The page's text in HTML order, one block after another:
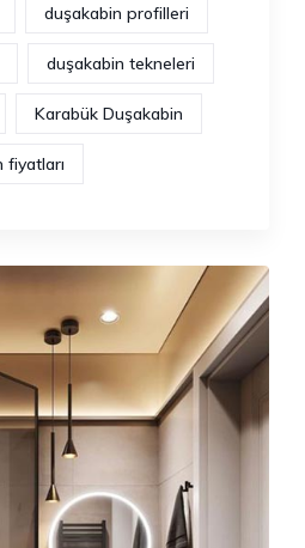
duşakabin profilleri
duşakabin tekneleri
Karabük Duşakabin
fiyatları